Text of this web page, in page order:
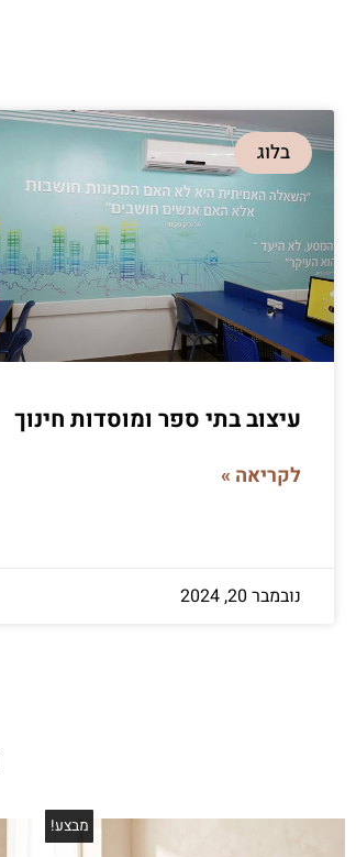
בלוג
עיצוב בתי ספר ומוסדות חינוך
לקריאה »
נובמבר 20, 2024
מבצע!